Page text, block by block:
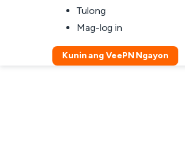
Tulong
Mag-log in
Kunin ang VeePN Ngayon